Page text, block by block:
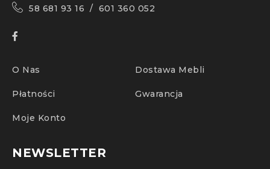
58 681 93 16 / 601 360 052
O Nas Dostawa Mebli
Płatności Gwarancja
Moje Konto
NEWSLETTER